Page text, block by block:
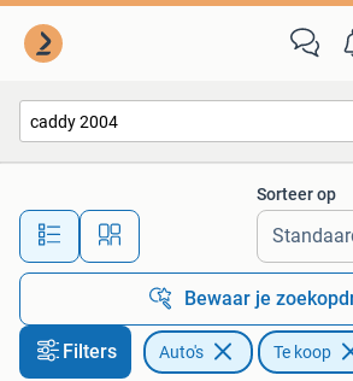
Alle afstanden…
Sorteer op
Bewaar je
Filters Auto's Te koop